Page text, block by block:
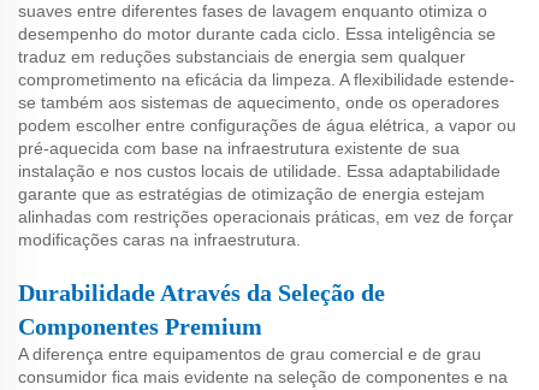
suaves entre diferentes fases de lavagem enquanto otimiza o
desempenho do motor durante cada ciclo. Essa inteligência se
traduz em reduções substanciais de energia sem qualquer
comprometimento na eficácia da limpeza. A flexibilidade estende-
se também aos sistemas de aquecimento, onde os operadores
podem escolher entre configurações de água elétrica, a vapor ou
pré-aquecida com base na infraestrutura existente de sua
instalação e nos custos locais de utilidade. Essa adaptabilidade
garante que as estratégias de otimização de energia estejam
alinhadas com restrições operacionais práticas, em vez de forçar
modificações caras na infraestrutura.
Durabilidade Através da Seleção de
Componentes Premium
A diferença entre equipamentos de grau comercial e de grau
consumidor fica mais evidente na seleção de componentes e na